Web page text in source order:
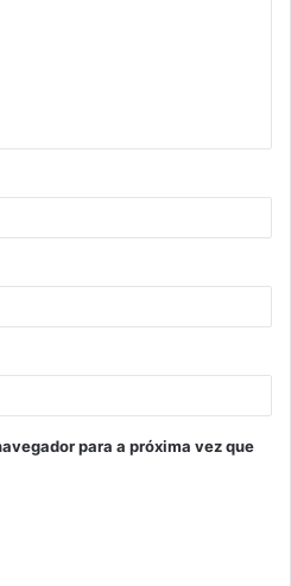
para a próxima vez que